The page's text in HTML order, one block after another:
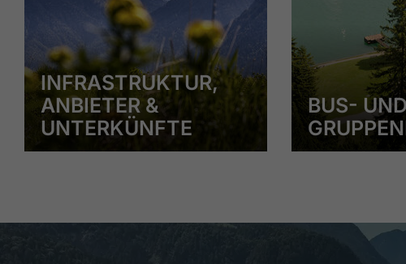
INFRASTRUKTUR,
ANBIETER &
UNTERKÜNFTE
BUS- UND